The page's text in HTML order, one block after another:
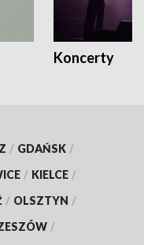
Koncerty
/ GDAŃSK /
/ KIELCE /
/ OLSZTYN /
/